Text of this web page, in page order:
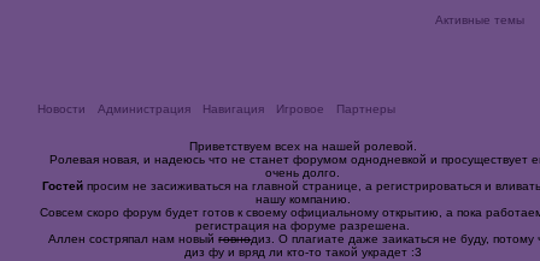
Активные темы
Новости Администрация Навигация Игровое Партнеры
Приветствуем всех на нашей ролевой.
Ролевая новая, и надеюсь что не станет форумом однодневкой и просуществует
очень долго.
Гостей просим не засиживаться на главной странице, а регистрироваться и
нашу компанию.
Совсем скоро форум будет готов к своему официальному открытию, а пока
регистрация на форуме разрешена.
Аллен состряпал нам новыйговнодиз. О плагиате даже заикаться не буду, потому
диз фу и вряд ли кто-то такой украдет :3